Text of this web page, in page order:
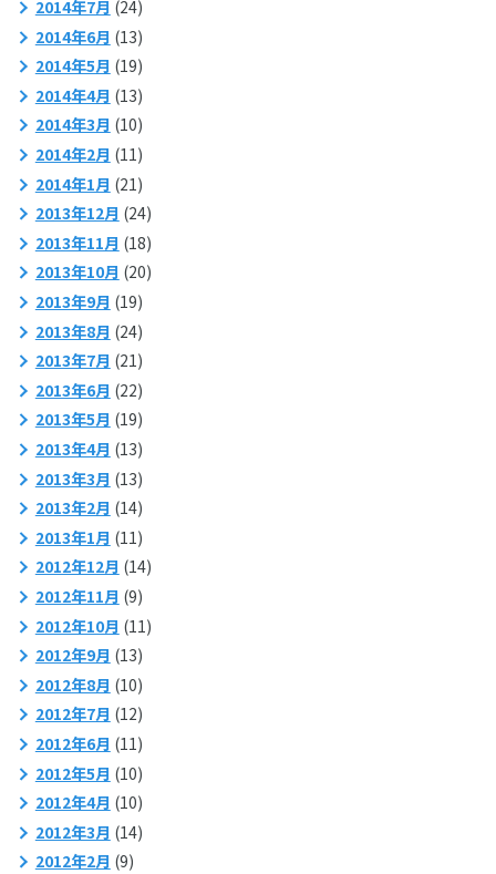
2014年7月 (24)
2014年6月 (13)
2014年5月 (19)
2014年4月 (13)
2014年3月 (10)
2014年2月 (11)
2014年1月 (21)
2013年12月 (24)
2013年11月 (18)
2013年10月 (20)
2013年9月 (19)
2013年8月 (24)
2013年7月 (21)
2013年6月 (22)
2013年5月 (19)
2013年4月 (13)
2013年3月 (13)
2013年2月 (14)
2013年1月 (11)
2012年12月 (14)
2012年11月 (9)
2012年10月 (11)
2012年9月 (13)
2012年8月 (10)
2012年7月 (12)
2012年6月 (11)
2012年5月 (10)
2012年4月 (10)
2012年3月 (14)
2012年2月 (9)